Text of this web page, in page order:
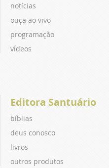
notícias
ouça ao vivo
programação
vídeos
Editora Santuário
bíblias
deus conosco
livros
outros produtos